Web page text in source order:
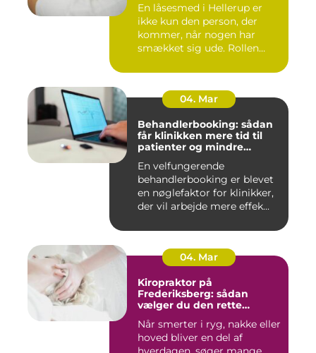
En låsesmed i Hellerup er
ikke kun den person, der
kommer, når nogen har
smækket sig ude. Rollen
04. Mar
Behandlerbooking: sådan
får klinikken mere tid til
patienter og mindre
En velfungerende
behandlerbooking er blevet
en nøglefaktor for klinikker,
der vil arbejde mere effek...
04. Mar
Kiropraktor på
Frederiksberg: sådan
vælger du den rette
Når smerter i ryg, nakke eller
hoved bliver en del af